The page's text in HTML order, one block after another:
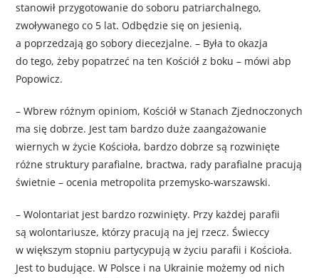
stanowił przygotowanie do soboru patriarchalnego,
zwoływanego co 5 lat. Odbędzie się on jesienią,
a poprzedzają go sobory diecezjalne. – Była to okazja
do tego, żeby popatrzeć na ten Kościół z boku – mówi abp
Popowicz.
– Wbrew różnym opiniom, Kościół w Stanach Zjednoczonych
ma się dobrze. Jest tam bardzo duże zaangażowanie
wiernych w życie Kościoła, bardzo dobrze są rozwinięte
różne struktury parafialne, bractwa, rady parafialne pracują
świetnie – ocenia metropolita przemysko-warszawski.
– Wolontariat jest bardzo rozwinięty. Przy każdej parafii
są wolontariusze, którzy pracują na jej rzecz. Świeccy
w większym stopniu partycypują w życiu parafii i Kościoła.
Jest to budujące. W Polsce i na Ukrainie możemy od nich